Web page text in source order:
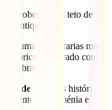
coberta com teto de
e antiquários.
uma das livrarias mais
restaurado com
– Locais históricos
da Roménia e a